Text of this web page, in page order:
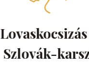
Lovaskocsizás a
Szlovák-karszt